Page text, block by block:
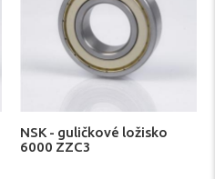
NSK - guličkové ložisko
6000 ZZC3